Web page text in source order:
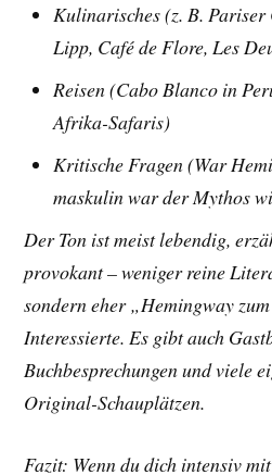
Kulinarisches (z. B.
Lipp, Café de Flore, Les
Reisen (Cabo Blanco in
Afrika-Safaris)
Kritische Fragen (War
maskulin war der Mythos
Der Ton ist meist lebendig,
provokant – weniger reine
sondern eher „Hemingway
Interessierte. Es gibt auch
Buchbesprechungen und viele
Original-Schauplätzen.
Fazit: Wenn du dich intensiv